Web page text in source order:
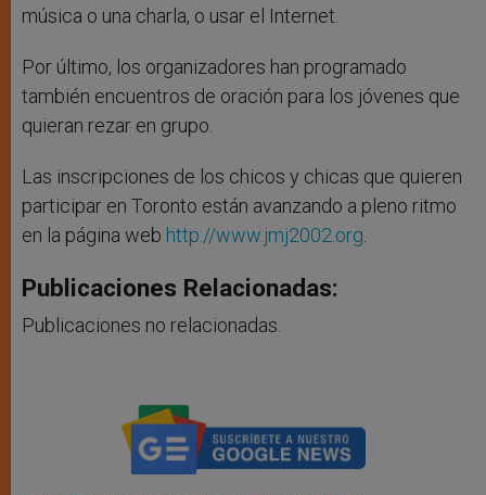
música o una charla, o usar el Internet.
Por último, los organizadores han programado
también encuentros de oración para los jóvenes que
quieran rezar en grupo.
Las inscripciones de los chicos y chicas que quieren
participar en Toronto están avanzando a pleno ritmo
en la página web http://www.jmj2002.org.
Publicaciones Relacionadas:
Publicaciones no relacionadas.